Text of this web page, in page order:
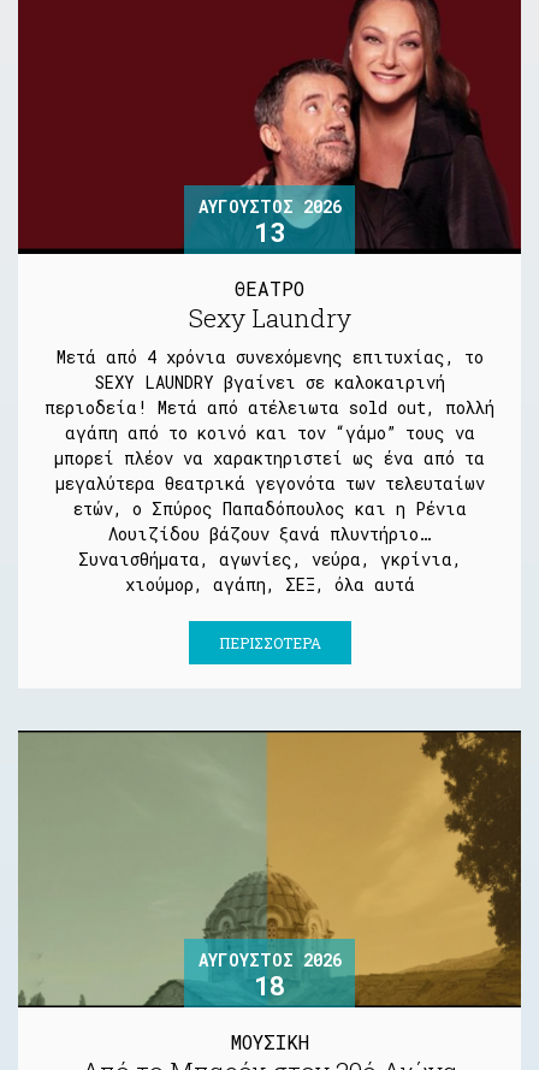
ΑΎΓΟΥΣΤΟΣ 2026
13
ΘΕΑΤΡΟ
Sexy Laundry
Μετά από 4 χρόνια συνεχόμενης επιτυχίας, το
SEXY LAUNDRY βγαίνει σε καλοκαιρινή
περιοδεία! Μετά από ατέλειωτα sold out, πολλή
αγάπη από το κοινό και τον “γάμο” τους να
μπορεί πλέον να χαρακτηριστεί ως ένα από τα
μεγαλύτερα θεατρικά γεγονότα των τελευταίων
ετών, ο Σπύρος Παπαδόπουλος και η Ρένια
Λουιζίδου βάζουν ξανά πλυντήριο…
Συναισθήματα, αγωνίες, νεύρα, γκρίνια,
χιούμορ, αγάπη, ΣΕΞ, όλα αυτά
ΠΕΡΙΣΣΌΤΕΡΑ
ΑΎΓΟΥΣΤΟΣ 2026
18
ΜΟΥΣΙΚΗ